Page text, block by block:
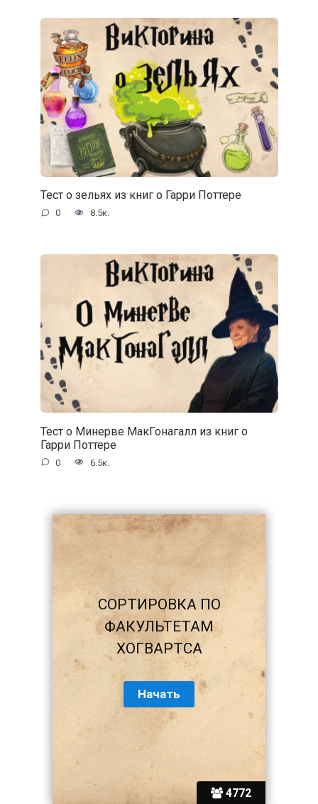
Тест о зельях из книг о Гарри Поттере
0 8.5к.
Тест о Минерве МакГонагалл из книг о
Гарри Поттере
0 6.5к.
4772
СОРТИРОВКА ПО
ФАКУЛЬТЕТАМ
ХОГВАРТСА